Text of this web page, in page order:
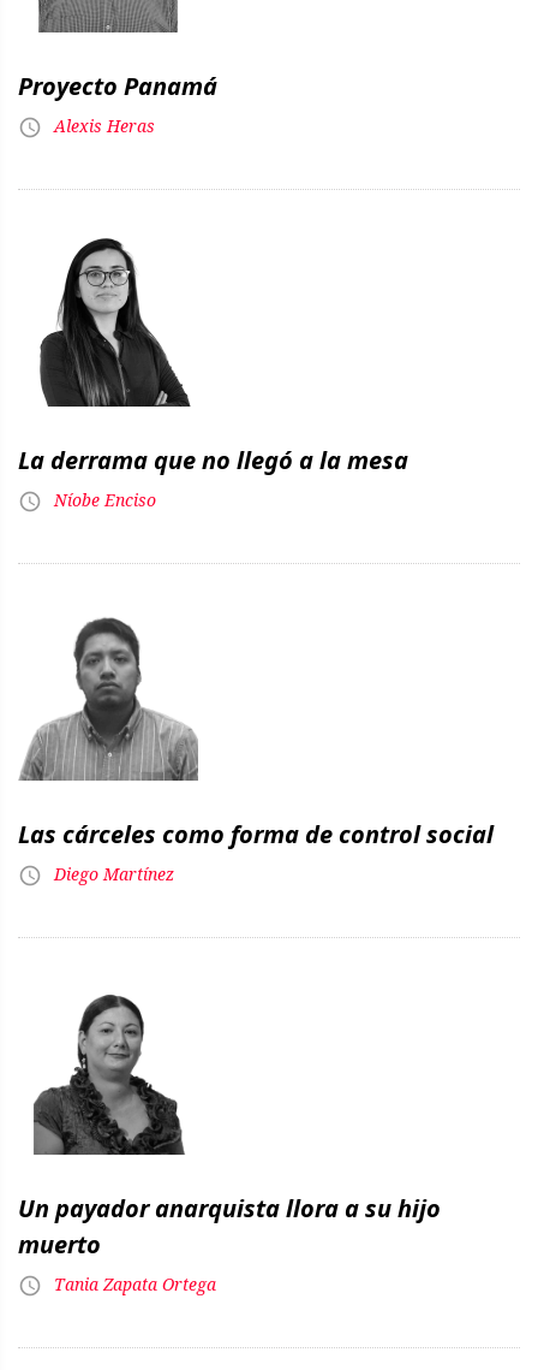
Proyecto Panamá
Alexis Heras
La derrama que no llegó a la mesa
Níobe Enciso
Las cárceles como forma de control social
Diego Martínez
Un payador anarquista llora a su hijo
muerto
Tania Zapata Ortega